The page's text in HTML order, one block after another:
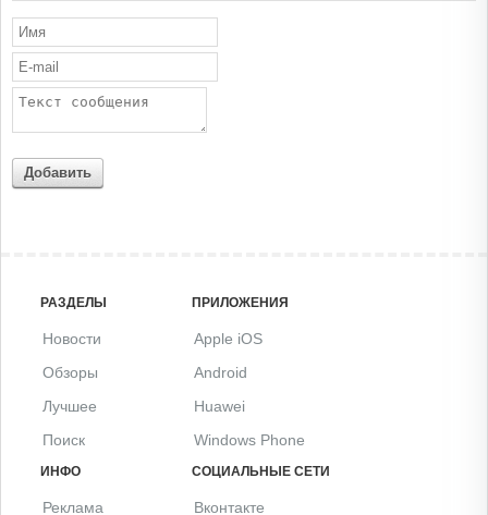
Добавить
РАЗДЕЛЫ
Новости
Обзоры
Лучшее
Поиск
ПРИЛОЖЕНИЯ
Apple iOS
Android
Huawei
Windows Phone
ИНФО
Реклама
СОЦИАЛЬНЫЕ СЕТИ
Вконтакте